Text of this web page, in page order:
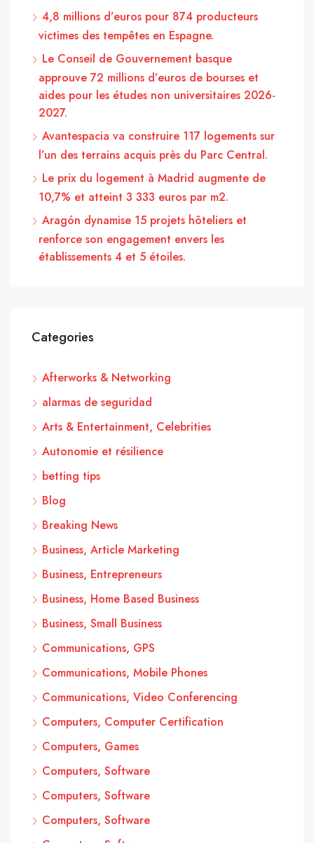
4,8 millions d’euros pour 874 producteurs
victimes des tempêtes en Espagne.
Le Conseil de Gouvernement basque
approuve 72 millions d’euros de bourses et
aides pour les études non universitaires 2026-
2027.
Avantespacia va construire 117 logements sur
l’un des terrains acquis près du Parc Central.
Le prix du logement à Madrid augmente de
10,7% et atteint 3 333 euros par m2.
Aragón dynamise 15 projets hôteliers et
renforce son engagement envers les
établissements 4 et 5 étoiles.
Categories
Afterworks & Networking
alarmas de seguridad
Arts & Entertainment, Celebrities
Autonomie et résilience
betting tips
Blog
Breaking News
Business, Article Marketing
Business, Entrepreneurs
Business, Home Based Business
Business, Small Business
Communications, GPS
Communications, Mobile Phones
Communications, Video Conferencing
Computers, Computer Certification
Computers, Games
Computers, Software
Computers, Software
Computers, Software